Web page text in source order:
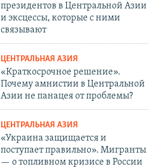
президентов в Центральной Азии
и эксцессы, которые с ними
связывают
ЦЕНТРАЛЬНАЯ АЗИЯ
«Краткосрочное решение».
Почему амнистии в Центральной
Азии не панацея от проблемы?
ЦЕНТРАЛЬНАЯ АЗИЯ
«Украина защищается и
поступает правильно». Мигранты
— о топливном кризисе в России